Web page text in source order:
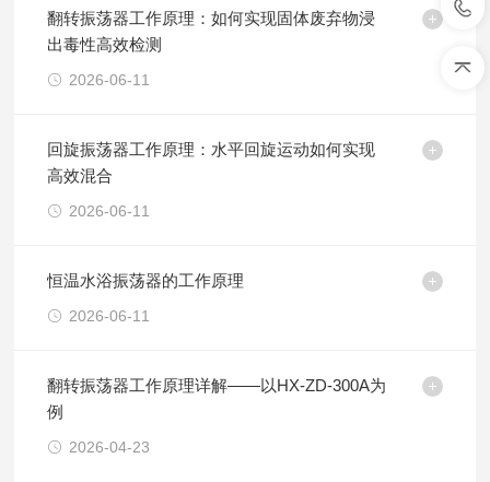
翻转振荡器工作原理：如何实现固体废弃物浸
出毒性高效检测
2026-06-11
回旋振荡器工作原理：水平回旋运动如何实现
高效混合
2026-06-11
恒温水浴振荡器的工作原理
2026-06-11
翻转振荡器工作原理详解——以HX-ZD-300A为
例
2026-04-23